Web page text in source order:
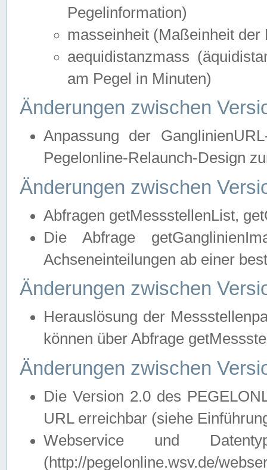
Pegelinformation)
masseinheit (Maßeinheit der
aequidistanzmass
am Pegel in Minuten)
Änderungen zwischen
Anpassung der
Pegelonline-Relaunch-Design
Änderungen zwischen
Abfragen getMessstellenList,
Die Abfrage
Achseneinteilungen ab einer
Änderungen zwischen
Herauslösung der
können über Abfrage
Änderungen zwischen
Die Version 2.0 des
URL erreichbar (siehe
Webservice und
(http://pegelonline.wsv.de/